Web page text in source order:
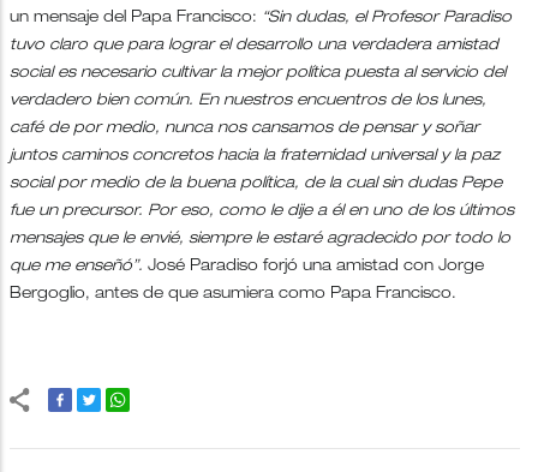
un mensaje del Papa Francisco: “Sin dudas, el Profesor Paradiso
tuvo claro que para lograr el desarrollo una verdadera amistad
social es necesario cultivar la mejor política puesta al servicio del
verdadero bien común. En nuestros encuentros de los lunes,
café de por medio, nunca nos cansamos de pensar y soñar
juntos caminos concretos hacia la fraternidad universal y la paz
social por medio de la buena política, de la cual sin dudas Pepe
fue un precursor. Por eso, como le dije a él en uno de los últimos
mensajes que le envié, siempre le estaré agradecido por todo lo
que me enseñó”. José Paradiso forjó una amistad con Jorge
Bergoglio, antes de que asumiera como Papa Francisco.